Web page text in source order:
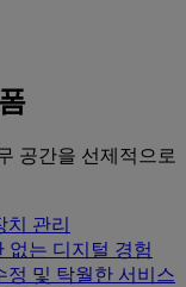
공간을 선제적으로
치 관리
없는 디지털 경험
정 및 탁월한 서비스